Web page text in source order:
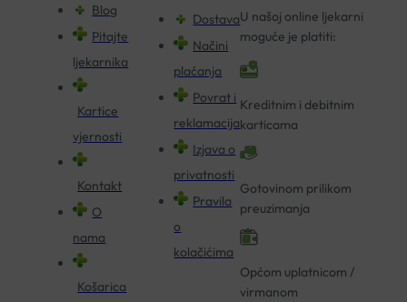
Blog
Pitajte
ljekarnika
Kartice
vjernosti
Kontakt
O
nama
Košarica
Dostava
Načini
plaćanja
Povrat i
reklamacija
Izjava o
privatnosti
Pravila
o
kolačićima
U našoj online ljekarni
moguće je platiti:
Kreditnim i debitnim
karticama
Gotovinom prilikom
preuzimanja
Općom uplatnicom /
virmanom